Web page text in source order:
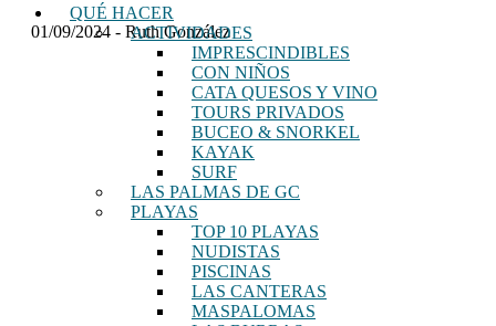
QUÉ HACER
ACTIVIDADES
IMPRESCINDIBLES
CON NIÑOS
CATA QUESOS Y VINO
TOURS PRIVADOS
BUCEO & SNORKEL
KAYAK
SURF
LAS PALMAS DE GC
PLAYAS
TOP 10 PLAYAS
NUDISTAS
PISCINAS
LAS CANTERAS
MASPALOMAS
01/09/2024 - Ruth González